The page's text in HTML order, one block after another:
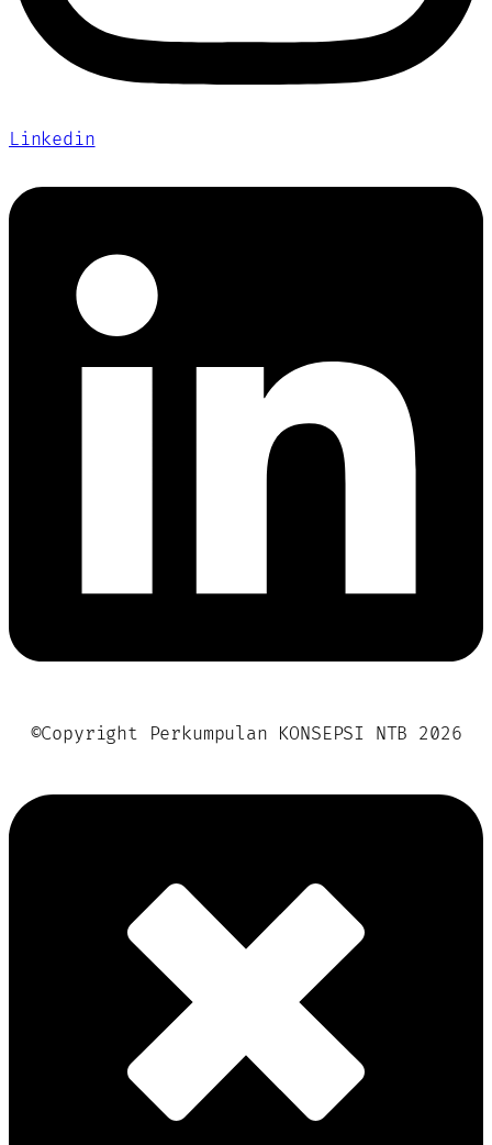
Linkedin
©Copyright Perkumpulan KONSEPSI NTB 2026